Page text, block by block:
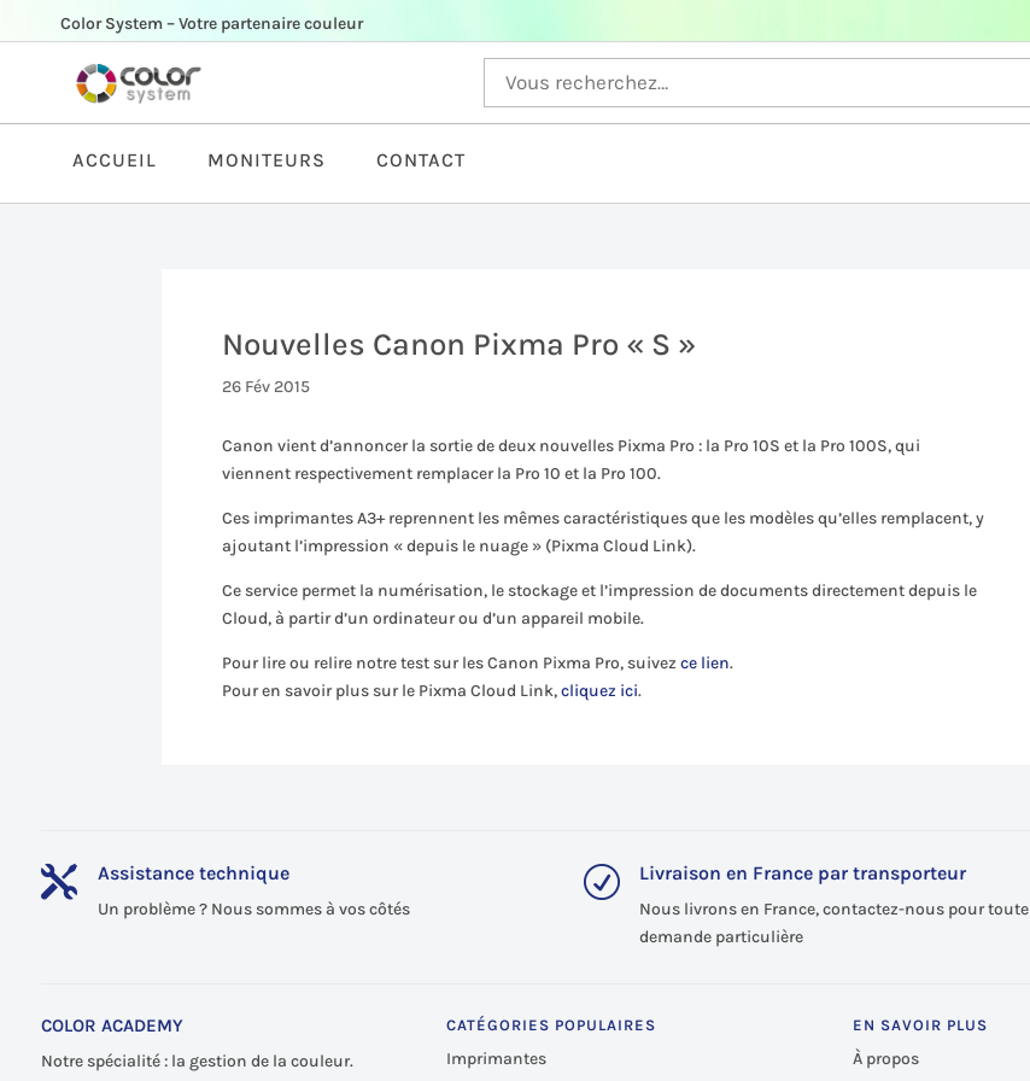
Color System – Votre partenaire couleur
ACCUEIL MONITEURS CONTACT
Nouvelles Canon Pixma Pro « S »
26 Fév 2015
Canon vient d’annoncer la sortie de deux nouvelles Pixma Pro : la Pro 10S et la Pro 100S, qui
viennent respectivement remplacer la Pro 10 et la Pro 100.
Ces imprimantes A3+ reprennent les mêmes caractéristiques que les modèles qu’elles remplacent, y
ajoutant l’impression « depuis le nuage » (Pixma Cloud Link).
Ce service permet la numérisation, le stockage et l’impression de documents directement depuis le
Cloud, à partir d’un ordinateur ou d’un appareil mobile.
Pour lire ou relire notre test sur les Canon Pixma Pro, suivezce lien.
Pour en savoir plus sur le Pixma Cloud Link,cliquez ici.
 Assistance technique
Un problème ? Nous sommes à vos côtés
R Livraison en France par transporteur
Nous livrons en France, contactez-nous pour toute
demande particulière
COLOR ACADEMY
Notre spécialité : la gestion de la couleur.
CATÉGORIES POPULAIRES
Imprimantes
EN SAVOIR PLUS
À propos